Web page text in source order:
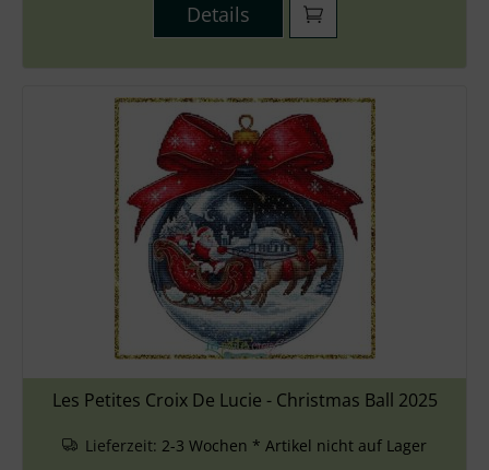
Details
Les Petites Croix De Lucie - Christmas Ball 2025
Lieferzeit: 2-3 Wochen * Artikel nicht auf Lager